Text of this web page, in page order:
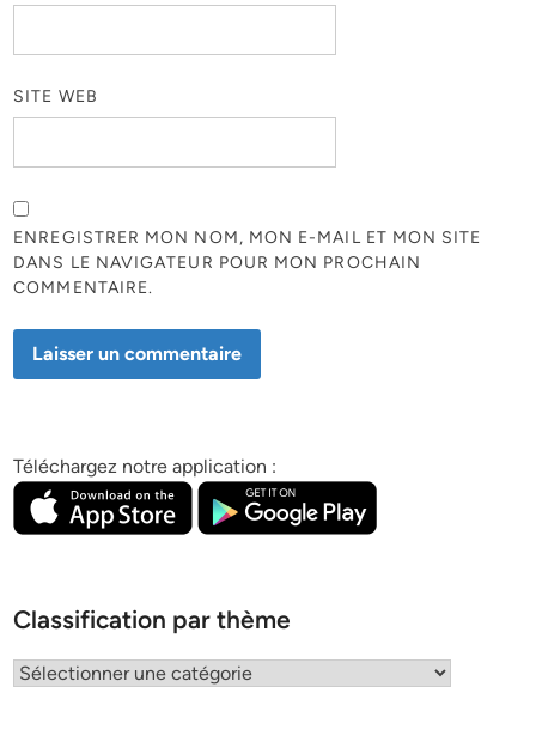
SITE WEB
ENREGISTRER MON NOM, MON E-MAIL ET MON SITE
DANS LE NAVIGATEUR POUR MON PROCHAIN
COMMENTAIRE.
Téléchargez notre application :
Classification par thème
Classification